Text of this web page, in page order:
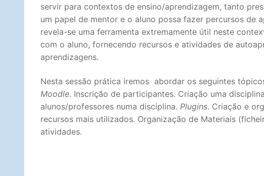
servir para contextos de ensino/aprendizagem, tanto
um papel de mentor e o aluno possa fazer percursos de
revela-se uma ferramenta extremamente útil neste
com o aluno, fornecendo recursos e atividades de
aprendizagens.
Nesta sessão prática iremos abordar os seguintes
Moodle. Inscrição de participantes. Criação uma
alunos/professores numa disciplina. Plugins. Criação e
recursos mais utilizados. Organização de Materiais
atividades.